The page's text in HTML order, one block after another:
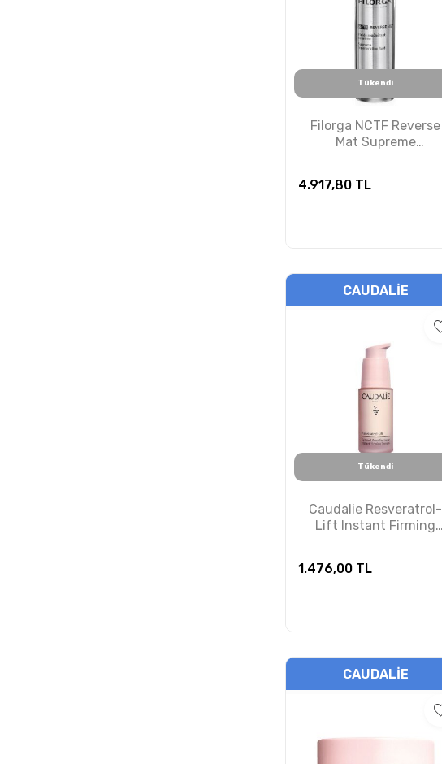
Tükendi
Filorga NCTF Reverse
Mat Supreme
4.917,80 TL
CAUDALIE
Tükendi
Caudalie Resveratrol-
Lift Instant Firming
1.476,00 TL
CAUDALIE